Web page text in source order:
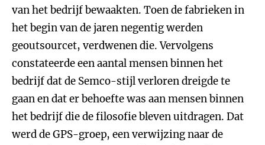
van het bedrijf bewaakten. Toen de fabrieken in
het begin van de jaren negentig werden
geoutsourcet, verdwenen die. Vervolgens
constateerde een aantal mensen binnen het
bedrijf dat de Semco-stijl verloren dreigde te
gaan en dat er behoefte was aan mensen binnen
het bedrijf die de filosofie bleven uitdragen. Dat
werd de GPS-groep, een verwijzing naar de